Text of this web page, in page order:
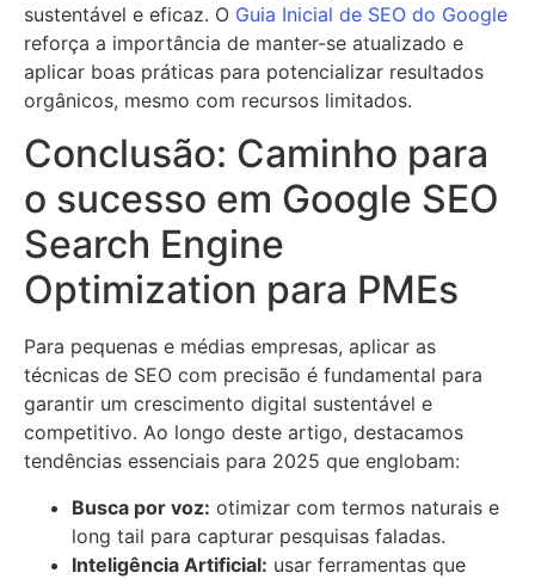
sustentável e eficaz. O Guia Inicial de SEO do Google
reforça a importância de manter-se atualizado e
aplicar boas práticas para potencializar resultados
orgânicos, mesmo com recursos limitados.
Conclusão: Caminho para
o sucesso em Google SEO
Search Engine
Optimization para PMEs
Para pequenas e médias empresas, aplicar as
técnicas de SEO com precisão é fundamental para
garantir um crescimento digital sustentável e
competitivo. Ao longo deste artigo, destacamos
tendências essenciais para 2025 que englobam:
Busca por voz: otimizar com termos naturais e
long tail para capturar pesquisas faladas.
Inteligência Artificial: usar ferramentas que